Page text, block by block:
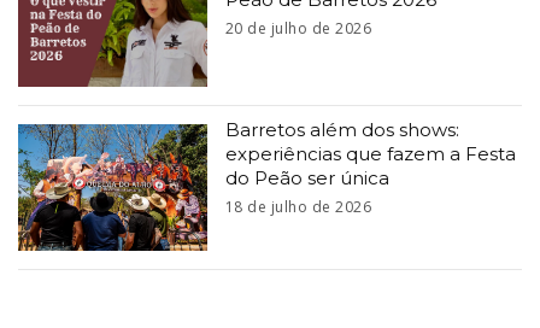
20 de julho de 2026
Barretos além dos shows:
experiências que fazem a Festa
do Peão ser única
18 de julho de 2026